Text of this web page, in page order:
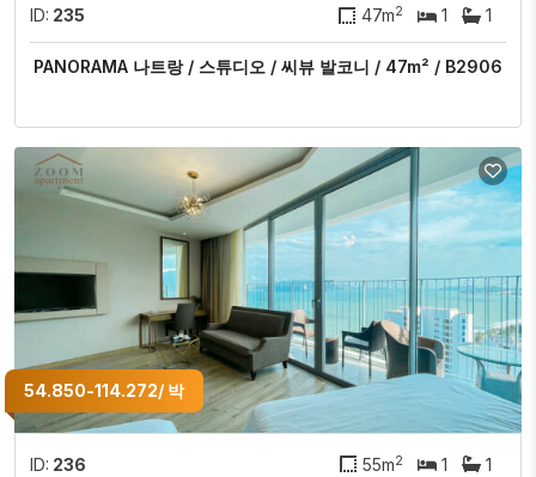
ID: 235 47m2 1 1
PANORAMA 나트랑 / 스튜디오 / 씨뷰 발코니 / 47m² / B2906
54.850-114.272/ 박
ID: 236 55m2 1 1